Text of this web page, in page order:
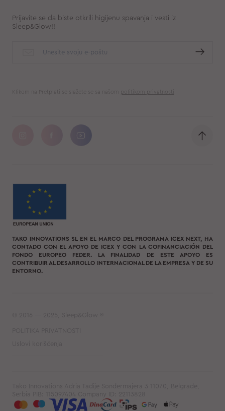
Prijavite se da biste otkrili higijenu spavanja i vesti iz
Sleep&Glow!!
Klikom na Pretplati se slažete se sa našom politikom privatnosti
TAKO INNOVATIONS SL EN EL MARCO DEL PROGRAMA ICEX NEXT, HA
CONTADO CON EL APOYO DE ICEX Y CON LA COFINANCIACIÓN DEL
FONDO EUROPEO FEDER. LA FINALIDAD DE ESTE APOYO ES
CONTRIBUIR AL DESARROLLO INTERNACIONAL DE LA EMPRESA Y DE SU
ENTORNO.